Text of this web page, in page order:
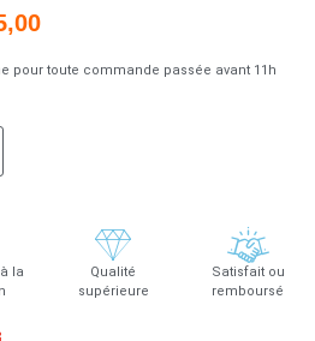
pour toute commande passée avant 11h
la
Qualité
supérieure
Satisfait ou
remboursé